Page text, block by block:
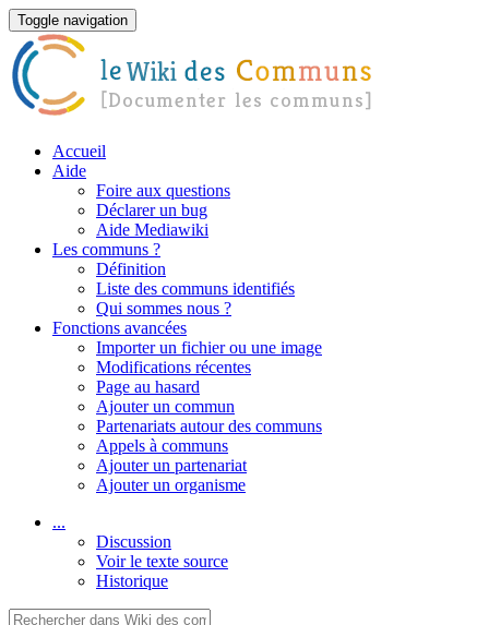
Toggle navigation
Accueil
Aide
Foire aux questions
Déclarer un bug
Aide Mediawiki
Les communs ?
Définition
Liste des communs identifiés
Qui sommes nous ?
Fonctions avancées
Importer un fichier ou une image
Modifications récentes
Page au hasard
Ajouter un commun
Partenariats autour des communs
Appels à communs
Ajouter un partenariat
Ajouter un organisme
...
Discussion
Voir le texte source
Historique